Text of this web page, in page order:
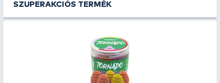
SZUPERAKCIÓS TERMÉK